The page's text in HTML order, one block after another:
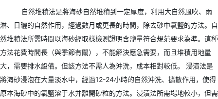
自然堆積法是將海砂自然堆積到一定厚度，利用大自然風吹、雨
淋、日曬的自然作用，經過數月或更長的時間，除去砂中氯鹽的方法。自
然堆積法所需時間以海砂經取樣檢測證明含鹽量符合規范要求為準。這種
方法花費時間長（與季節有關），不能解決應急需要，而且堆積用地量
大，需要排水設備。但該方法不需人為沖洗，成本相對較低。 浸漬法是
將海砂浸泡在大量淡水中，經過12-24小時的自然沖洗、擴散作用，使得
原本海砂中的氯鹽溶于水并離開砂粒的方法。浸漬法所需場地較小，但需